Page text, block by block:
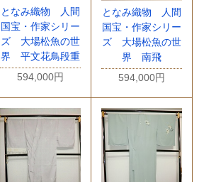
となみ織物 人間
国宝・作家シリー
ズ 大場松魚の世
界 平文花鳥段重
594,000円
となみ織物 人間
国宝・作家シリー
ズ 大場松魚の世
界 南飛
594,000円